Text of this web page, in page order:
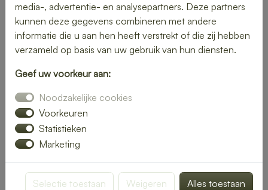
Lunch bezorgen in Horssen –
vers en snel bij jou thuis of op
kantoor
bezorgen in Horssen en geniet van verse, smaakvolle
gerechten. Of je nu kiest voor een rijk belegd broodje, een
frisse salade of een warme maaltijd – wij bezorgen het bij
jou op locatie.
Plaats je bestelling online en geniet zonder zorgen van een
heerlijke lunch.
media-, advertentie- en analysepartners. Deze partners
kunnen deze gegevens combineren met andere
informatie die u aan hen heeft verstrekt of die zij hebben
verzameld op basis van uw gebruik van hun diensten.
Geef uw voorkeur aan:
Noodzakelijke cookies
Voorkeuren
Statistieken
Marketing
Selectie toestaan Weigeren Alles toestaan